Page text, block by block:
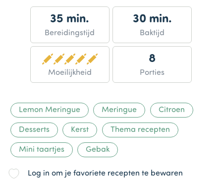
35 min.
Bereidingstijd
30 min.
Baktijd
Moeilijkheid
8
Porties
Lemon Meringue Meringue Citroen
Desserts Kerst Thema recepten
Mini taartjes Gebak
Log in om je favoriete recepten te bewaren